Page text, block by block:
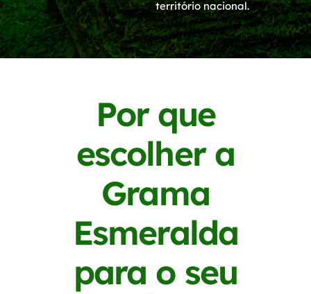
território nacional.
Por que
escolher a
Grama
Esmeralda
para o seu